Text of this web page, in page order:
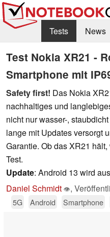
Tests News
Benchmarks & Tech
Kaufberatung
Deals
Forum
Test Nokia XR21 -
Smartphone mit
Safety first! Das Nokia
nachhaltiges und
nicht nur wasser-,
lange mit Updates versorgt
Garantie. Ob das XR21
Test.
Update: Android 13 wird
Daniel Schmidt 👁,
5G Android Smartphone